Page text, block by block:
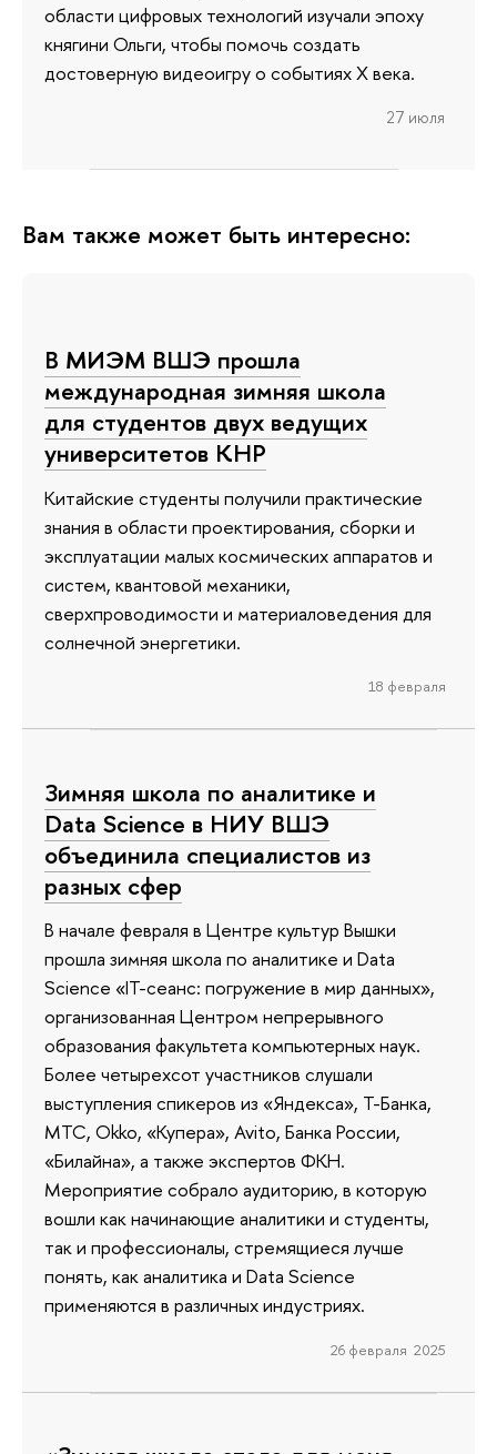
области цифровых технологий изучали эпоху
княгини Ольги, чтобы помочь создать
достоверную видеоигру о событиях X века.
27 июля
Вам также может быть интересно:
В МИЭМ ВШЭ прошла
международная зимняя школа
для студентов двух ведущих
университетов КНР
Китайские студенты получили практические
знания в области проектирования, сборки и
эксплуатации малых космических аппаратов и
систем, квантовой механики,
сверхпроводимости и материаловедения для
солнечной энергетики.
18 февраля
Зимняя школа по аналитике и
Data Science в НИУ ВШЭ
объединила специалистов из
разных сфер
В начале февраля в Центре культур Вышки
прошла зимняя школа по аналитике и Data
Science «IT-сеанс: погружение в мир данных»,
организованная Центром непрерывного
образования факультета компьютерных наук.
Более четырехсот участников слушали
выступления спикеров из «Яндекса», Т-Банка,
МТС, Okko, «Купера», Avito, Банка России,
«Билайна», а также экспертов ФКН.
Мероприятие собрало аудиторию, в которую
вошли как начинающие аналитики и студенты,
так и профессионалы, стремящиеся лучше
понять, как аналитика и Data Science
применяются в различных индустриях.
26 февраля 2025